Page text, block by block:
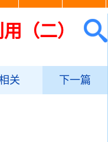
（二）
关 下一篇